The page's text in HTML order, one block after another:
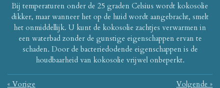
Bij temperaturen onder de 25 graden Celsius wordt kokosolie
dikker, maar wanneer het op de huid wordt aangebracht, smelt
het onmiddellijk. U kunt de kokosolie zachtjes verwarmen in
een waterbad zonder de gunstige eigenschappen ervan te
schaden. Door de bacteriedodende eigenschappen is de
houdbaarheid van kokosolie vrijwel onbeperkt.
« Vorige Volgende »